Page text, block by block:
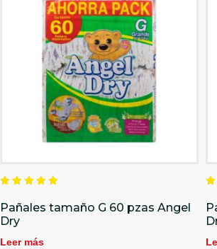
en
5.00
de 5
Pañales tamaño G 60 pzas Angel
Dry
Leer más